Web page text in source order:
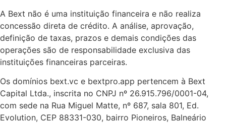
A Bext não é uma instituição financeira e não realiza
concessão direta de crédito. A análise, aprovação,
definição de taxas, prazos e demais condições das
operações são de responsabilidade exclusiva das
instituições financeiras parceiras.
Os domínios bext.vc e bextpro.app pertencem à Bext
Capital Ltda., inscrita no CNPJ nº 26.915.796/0001-04,
com sede na Rua Miguel Matte, nº 687, sala 801, Ed.
Evolution, CEP 88331-030, bairro Pioneiros, Balneário